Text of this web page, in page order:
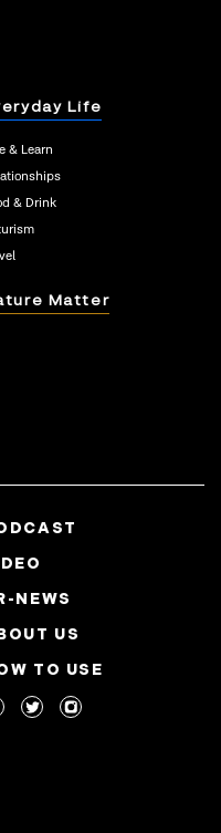
Life
& Learn
& Drink
Matter
NEWS
US
TO USE